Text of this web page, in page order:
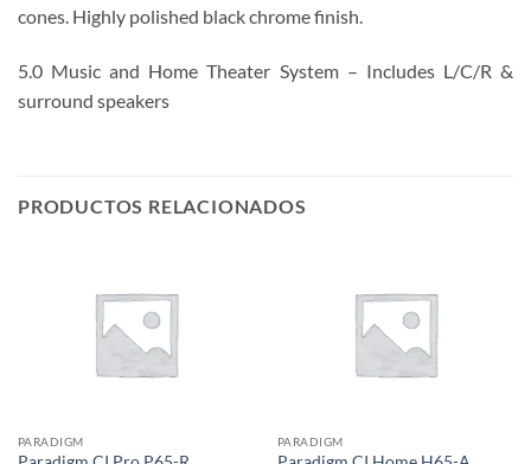
cones. Highly polished black chrome finish.
5.0 Music and Home Theater System – Includes L/C/R &
surround speakers
PRODUCTOS RELACIONADOS
PARADIGM PARADIGM